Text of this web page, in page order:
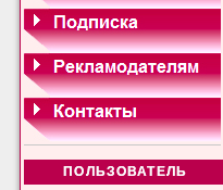
ПОЛЬЗОВАТЕЛЬ